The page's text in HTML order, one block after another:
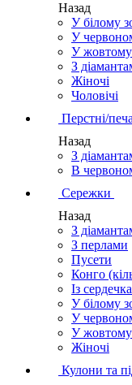
Назад
У білому
У
У жовтому
З
Жіночі
Чоловічі
Перстні/
Назад
З
В
Сережки
Назад
З
З перлами
Пусети
Конго
Із
У білому
У
У жовтому
Жіночі
Кулони та